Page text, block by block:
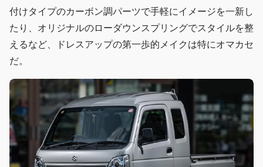
付けタイプのカーボン調パーツで手軽にイメージを一新し
たり、オリジナルのローダウンスプリングでスタイルを整
えるなど、ドレスアップの第一歩的メイクは特にオマカセ
だ。